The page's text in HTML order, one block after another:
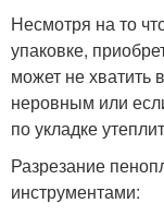
Несмотря на то
упаковке,
может не хватить
неровным или
по укладке
Разрезание
инструментами: